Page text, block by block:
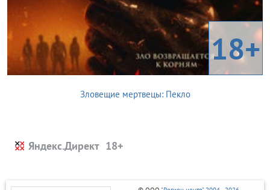
18+
Зловещие мертвецы: Пекло
Яндекс.Директ